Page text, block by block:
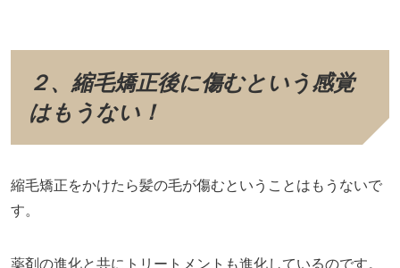
２、縮毛矯正後に傷むという感覚
はもうない！
縮毛矯正をかけたら髪の毛が傷むということはもうないで
す。
薬剤の進化と共にトリートメントも進化しているのです。